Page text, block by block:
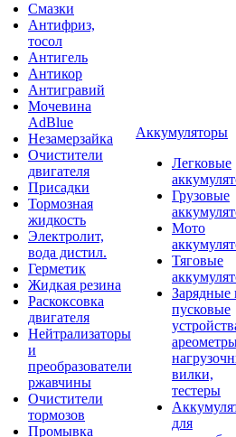
Смазки
Антифриз,
тосол
Антигель
Антикор
Антигравий
Мочевина
AdBlue
Незамерзайка
Очистители
двигателя
Присадки
Тормозная
жидкость
Электролит,
вода дистил.
Герметик
Жидкая резина
Раскоксовка
двигателя
Нейтрализаторы
и
преобразователи
ржавчины
Очистители
тормозов
Промывка
Аккумуляторы
Легковые
Грузовые
Мото
Тяговые
Зарядные
пусковые
вилки,
тестеры
для